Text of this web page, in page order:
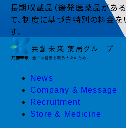
長期収載品（後発医薬品があ
て、制度に基づき特別の料金
す。
News
Company & Message
Recruitment
Store & Medicine